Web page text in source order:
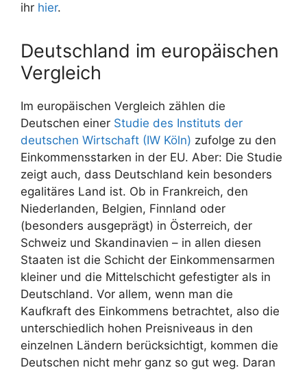
ihr hier.
Deutschland im europäischen
Vergleich
Im europäischen Vergleich zählen die
Deutschen einer Studie des Instituts der
deutschen Wirtschaft (IW Köln) zufolge zu den
Einkommensstarken in der EU. Aber: Die Studie
zeigt auch, dass Deutschland kein besonders
egalitäres Land ist. Ob in Frankreich, den
Niederlanden, Belgien, Finnland oder
(besonders ausgeprägt) in Österreich, der
Schweiz und Skandinavien – in allen diesen
Staaten ist die Schicht der Einkommensarmen
kleiner und die Mittelschicht gefestigter als in
Deutschland. Vor allem, wenn man die
Kaufkraft des Einkommens betrachtet, also die
unterschiedlich hohen Preisniveaus in den
einzelnen Ländern berücksichtigt, kommen die
Deutschen nicht mehr ganz so gut weg. Daran